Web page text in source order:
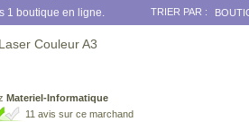
1 boutique en ligne. TRIER PAR :
Couleur A3
Materiel-Informatique
11 avis sur ce marchand